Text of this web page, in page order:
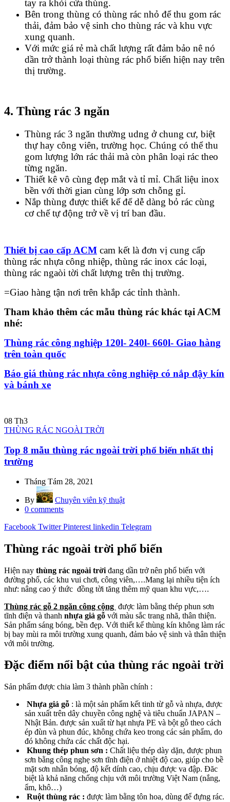
tay ra khỏi cửa thùng.
Bên trong thùng có thùng rác nhỏ để thu gom rác
thải, đảm bảo vệ sinh cho thùng rác và khu vực
xung quanh.
Với mức giá rẻ mà chất lượng rất đảm bảo nê nó
dần trở thành loại thùng rác phổ biến hiện nay trên
thị trường.
4. Thùng rác 3 ngăn
Thùng rác 3 ngăn thường udng ở chung cư, biệt
thự hay công viên, trường học. Chúng có thể thu
gom lượng lớn rác thải mà còn phân loại rác theo
từng ngăn.
Thiết kê vô cùng đẹp mắt và tỉ mỉ. Chất liệu inox
bền với thời gian cùng lớp sơn chỗng gỉ.
Nắp thùng được thiết kế để dễ dàng bỏ rác cùng
cơ chế tự động trở về vị trí ban đầu.
Thiết bị cao cấp ACM cam kết là đơn vị cung cấp
thùng rác nhựa công nhiệp, thùng rác inox các loại,
thùng rác ngaòi tời chất lượng trên thị trường.
=Giao hàng tận nơi trên khắp các tỉnh thành.
Tham khảo thêm các mẫu thùng rác khác tại ACM
nhé:
Thùng rác công nghiệp 120l- 240l- 660l- Giao hàng
trên toàn quốc
Báo giá thùng rác nhựa công nghiệp có nắp đậy kín
và bánh xe
08 Th3
THÙNG RÁC NGOÀI TRỜI
Top 8 mẫu thùng rác ngoài trời phổ biến nhất thị
trường
Tháng Tám 28, 2021
By
Chuyên viên kỹ thuật
0 comments
Facebook Twitter Pinterest linkedin Telegram
Thùng rác ngoài trời phổ biến
Hiện nay thùng rác ngoài trời đang dần trở nên phổ biến với
đường phố, các khu vui chơi, công viên,….Mang lại nhiều tiện ích
như: nâng cao ý thức đồng tời tăng thêm mỹ quan khu vực,….
Thùng rác gỗ 2 ngăn công cộng được làm bằng thép phun sơn
tĩnh điện và thanh nhựa giả gỗ với màu sắc trang nhã, thân thiện.
Sản phẩm sáng bóng, bền đẹp. Với thiết kế thùng kín không làm rác
bị bay mùi ra môi trường xung quanh, đảm bảo vệ sinh và thân thiện
với môi trường.
Đặc điểm nổi bật của thùng rác ngoài trời
Sản phẩm được chia làm 3 thành phần chính :
Nhựa giả gỗ : là một sản phẩm kết tinh từ gỗ và nhựa, được
sản xuất trên dây chuyền công nghệ và tiêu chuẩn JAPAN –
Nhật Bản. được sản xuất từ hạt nhựa PE và bột gỗ theo cách
ép đùn và phun đúc, không chứa keo trong các sản phẩm, do
đó không chứa các chất độc hại.
Khung thép phun sơn : Chất liệu thép dày dặn, được phun
sơn bằng công nghẹ sơn tĩnh điện ở nhiệt độ cao, giúp cho bề
mặt sơn nhẵn bóng, độ kết dính cao, chịu được va đập. Đăc
biệt là khả năng chống chịu với môi trường Việt Nam (nắng,
ẩm, khô…)
Ruột thùng rác : được làm bằng tôn hoa, dùng để đựng rác.